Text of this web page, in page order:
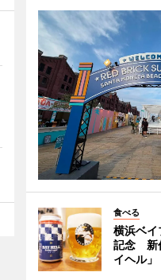
食べる
横浜ベイ
記念 新
イヘル」